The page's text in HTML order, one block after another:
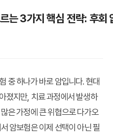
는 3가지 핵심 전략: 후회
중 하나가 바로 암입니다. 현대
졌지만, 치료 과정에서 발생하
은 가정에 큰 위협으로 다가오
암보험은 이제 선택이 아닌 필